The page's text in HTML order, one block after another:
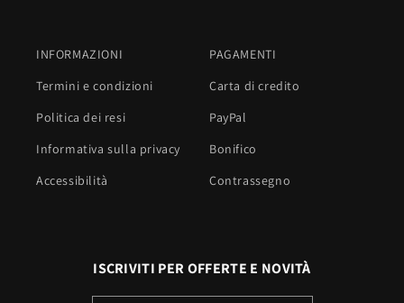
INFORMAZIONI
Termini e condizioni
Politica dei resi
Informativa sulla privacy
Accessibilità
PAGAMENTI
Carta di credito
PayPal
Bonifico
Contrassegno
ISCRIVITI PER OFFERTE E NOVITÀ